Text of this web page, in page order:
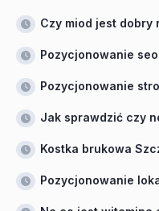
Czy miod jest dobry
Pozycjonowanie
Pozycjonowanie
Jak sprawdzić czy
Kostka brukowa
Pozycjonowanie